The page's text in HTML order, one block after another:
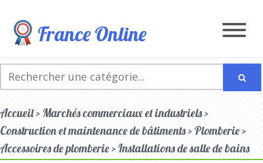
France Online
Accueil > Marchés commerciaux et industriels >
Construction et maintenance de bâtiments > Plomberie >
Accessoires de plomberie > Installations de salle de bains